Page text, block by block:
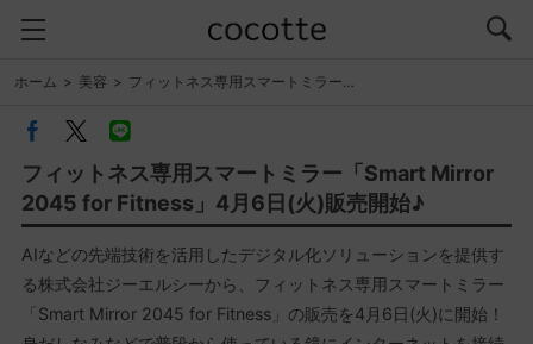
ホーム 美容 フィットネス専用スマートミラー…
フィットネス専用スマートミラー「Smart Mirror
2045 for Fitness」4月6日(火)販売開始♪
AIなどの先端技術を活用したデジタル化ソリューションを提供す
る株式会社ジーエルシーから、フィットネス専用スマートミラー
「Smart Mirror 2045 for Fitness」の販売を4月6日(火)に開始！